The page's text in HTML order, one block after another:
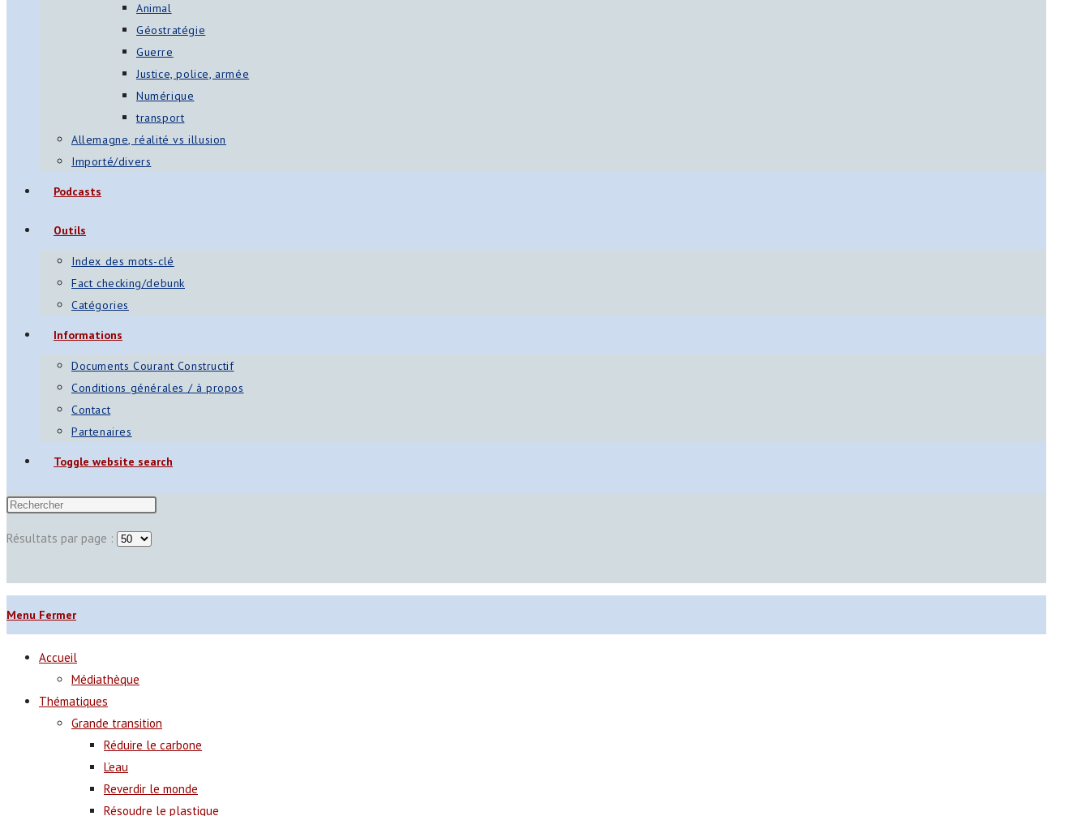
Animal
Géostratégie
Guerre
Justice, police, armée
Numérique
transport
Allemagne, réalité vs illusion
Importé/divers
Podcasts
Outils
Index des mots-clé
Fact checking/debunk
Catégories
Informations
Documents Courant Constructif
Conditions générales / à propos
Contact
Partenaires
Toggle website search
Résultats par page :
Menu Fermer
Accueil
Médiathèque
Thématiques
Grande transition
Réduire le carbone
L’eau
Reverdir le monde
Résoudre le plastique